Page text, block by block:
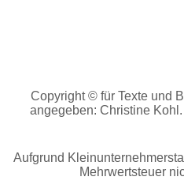
r
e
Copyright © für Texte und
angegeben: Christine
Aufgrund
Mehrwertsteuer